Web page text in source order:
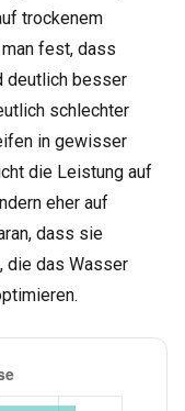
trockenem
fest, dass
deutlich besser
schlechter
in gewisser
die Leistung auf
eher auf
dass sie
die das Wasser